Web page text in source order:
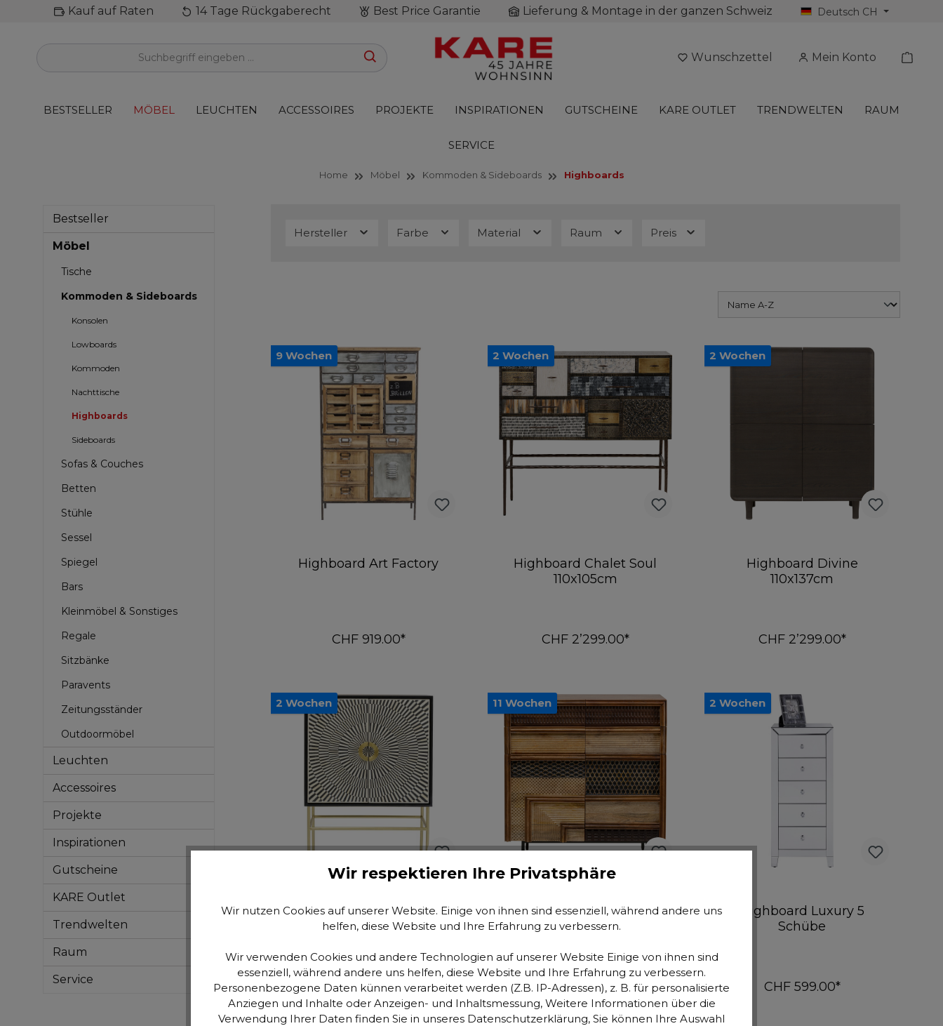
springenKauf auf Raten 14 Tage Rückgaberecht Best Price Garantie Lieferung & Montage in der ganzen Schweiz Deutsch CH
Wunschzettel Mein Konto
BESTSELLER MÖBEL LEUCHTEN ACCESSOIRES PROJEKTE INSPIRATIONEN GUTSCHEINE KARE OUTLET TRENDWELTEN RAUM
SERVICE
Home Möbel Kommoden & Sideboards Highboards
Bestseller
Möbel
Tische
Kommoden & Sideboards
Konsolen
Lowboards
Kommoden
Nachttische
Highboards
Sideboards
Sofas & Couches
Betten
Stühle
Sessel
Spiegel
Bars
Kleinmöbel & Sonstiges
Regale
Sitzbänke
Paravents
Zeitungsständer
Outdoormöbel
Leuchten
Accessoires
Projekte
Inspirationen
Gutscheine
KARE Outlet
Trendwelten
Raum
Service
Hersteller Farbe Material Raum Preis
9 Wochen
Highboard Art Factory
CHF 919.00*
2 Wochen
Highboard Chalet Soul
110x105cm
CHF 2’299.00*
2 Wochen
Highboard Divine
110x137cm
CHF 2’299.00*
2 Wochen
Highboard Electro
CHF 2’299.00*
In den Warenkorb
11 Wochen
Highboard Gino 100x110cm
CHF 1’499.00*
In den Warenkorb
2 Wochen
Highboard Luxury 5
Schübe
CHF 599.00*
Wir respektieren Ihre Privatsphäre
Wir nutzen Cookies auf unserer Website. Einige von ihnen sind essenziell, während andere uns
helfen, diese Website und Ihre Erfahrung zu verbessern.
Wir verwenden Cookies und andere Technologien auf unserer Website Einige von ihnen sind
essenziell, während andere uns helfen, diese Website und Ihre Erfahrung zu verbessern.
Personenbezogene Daten künnen verarbeitet werden (Z.B. IP-Adressen), z. B. für personalisierte
Anziegen und Inhalte oder Anzeigen- und Inhaltsmessung, Weitere Informationen über die
Verwendung Ihrer Daten finden Sie in unseres Datenschutzerklärung, Sie können Ihre Auswahl